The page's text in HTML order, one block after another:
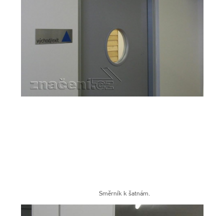
Směrník k šatnám.